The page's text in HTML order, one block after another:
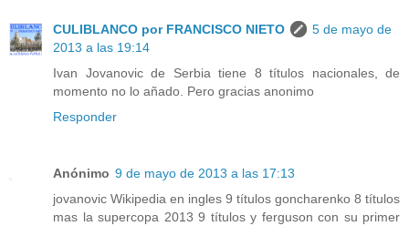
CULIBLANCO por FRANCISCO NIETO
5 de mayo de
2013 a las 19:14
Ivan Jovanovic de Serbia tiene 8 títulos nacionales, de
momento no lo añado. Pero gracias anonimo
Responder
Anónimo 9 de mayo de 2013 a las 17:13
jovanovic Wikipedia en ingles 9 títulos goncharenko 8 títulos
mas la supercopa 2013 9 títulos y ferguson con su primer